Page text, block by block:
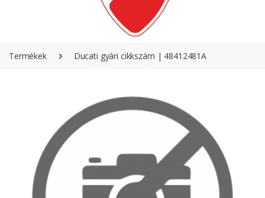
Termékek Ducati gyári cikkszám | 48412481A